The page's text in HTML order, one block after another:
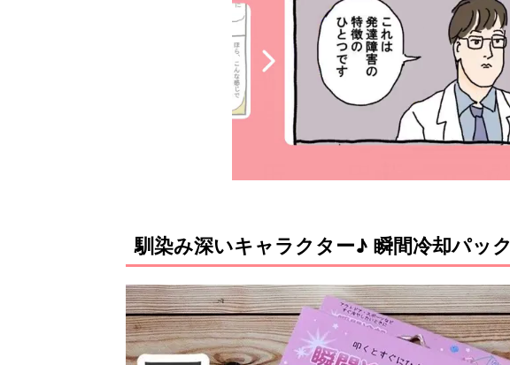
馴染み深いキャラクター♪ 瞬間冷却パック